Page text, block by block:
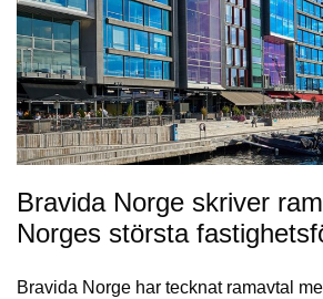
Bravida Norge skriver
Norges största
Bravida Norge har tecknat ramavtal